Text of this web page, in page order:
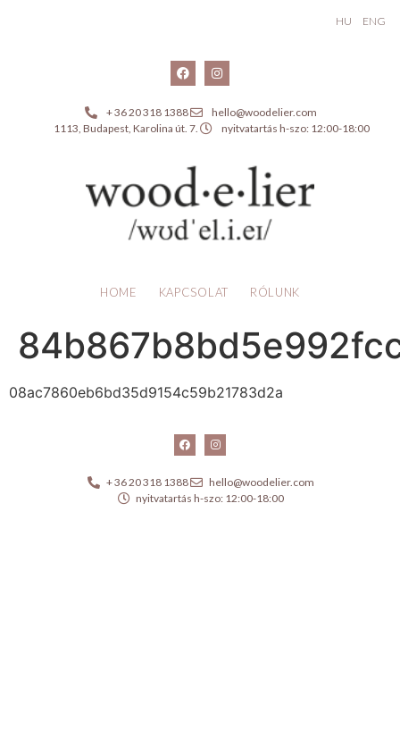
HU ENG
+ 36 20 318 1388
hello@woodelier.com
1113, Budapest, Karolina út. 7.
nyitvatartás h-szo: 12:00-18:00
HOME KAPCSOLAT RÓLUNK
08ac7860eb6bd35d9154c59b21783d2a
+ 36 20 318 1388
hello@woodelier.com
nyitvatartás h-szo: 12:00-18:00